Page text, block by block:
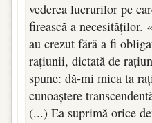
vederea lucrurilor pe
firească a necesităților.
au crezut fără a fi
rațiunii, dictată de
spune: dă-mi mica ta
cunoaștere
(...) Ea suprimă orice